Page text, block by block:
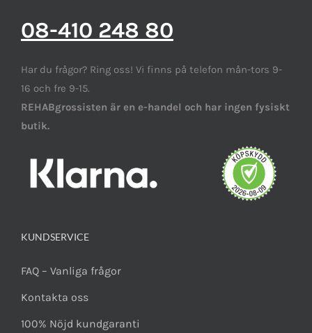
08-410 248 80
Har du frågor? Ring oss! Vi finns på telefon mån-tors 9-
16 och fre 9-15.
REHABgrossisten är en e-handel och har ingen fysiskt
butik.
KUNDSERVICE
FAQ – Vanliga frågor
Kontakta oss
100% Nöjd kundgaranti